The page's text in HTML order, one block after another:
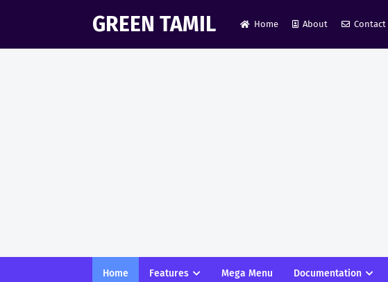
GREEN TAMIL Home About Contact
Home Features Mega Menu Documentation